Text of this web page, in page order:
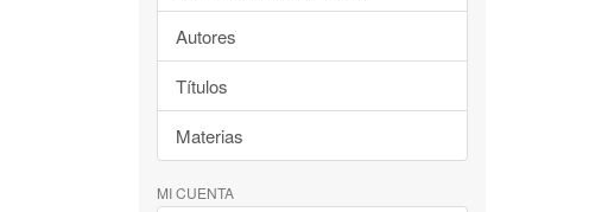
Autores
Títulos
Materias
MI CUENTA